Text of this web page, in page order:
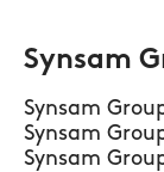
Synsam
Synsam
Synsam
Synsam